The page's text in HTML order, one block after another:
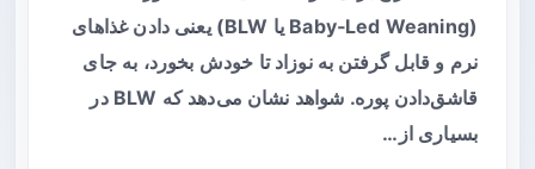
(Baby‑Led Weaning یا BLW) یعنی دادن غذاهای
نرم و قابل گرفتن به نوزاد تا خودش بخورد، به جای
قاشق‌دادن پوره. شواهد نشان می‌دهد که BLW در
بسیاری از…